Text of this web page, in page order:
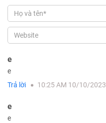
e
e
Trả lời
10:25 AM 10/10/2023
e
e